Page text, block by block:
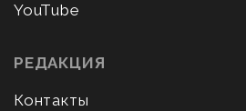
YouTube
РЕДАКЦИЯ
Контакты